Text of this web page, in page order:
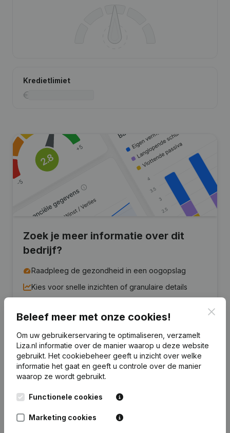
Kredietlimiet
Zoek je meer informatie over dit
bedrijf?
Raadpleeg de gezondheid in een oogopslag
Kies voor snelle inzichten of granulaire details
7 dagen gratis proefperiode, geen kredietkaart vereist.
Veelgestelde vragen
Beleef meer met onze cookies!
Om uw gebruikerservaring te optimaliseren, verzamelt
Liza.nl informatie over de manier waarop u deze website
gebruikt. Het cookiebeheer geeft u inzicht over welke
informatie het gaat en geeft u controle over de manier
waarop ze wordt gebruikt.
Functionele cookies
Marketing cookies